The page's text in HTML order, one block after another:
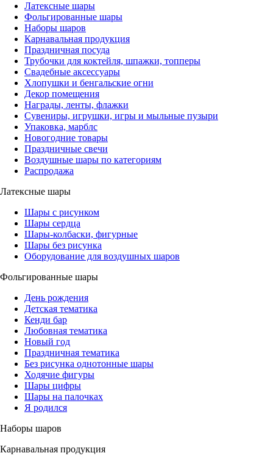
Латексные шары
Фольгированные шары
Наборы шаров
Карнавальная продукция
Праздничная посуда
Трубочки для коктейля, шпажки, топперы
Свадебные аксессуары
Хлопушки и бенгальские огни
Декор помещения
Награды, ленты, флажки
Сувениры, игрушки, игры и мыльные пузыри
Упаковка, марблс
Новогодние товары
Праздничные свечи
Воздушные шары по категориям
Распродажа
Латексные шары
Шары с рисунком
Шары сердца
Шары-колбаски, фигурные
Шары без рисунка
Оборудование для воздушных шаров
Фольгированные шары
День рождения
Детская тематика
Кенди бар
Любовная тематика
Новый год
Праздничная тематика
Без рисунка однотонные шары
Ходячие фигуры
Шары цифры
Шары на палочках
Я родился
Наборы шаров
Карнавальная продукция